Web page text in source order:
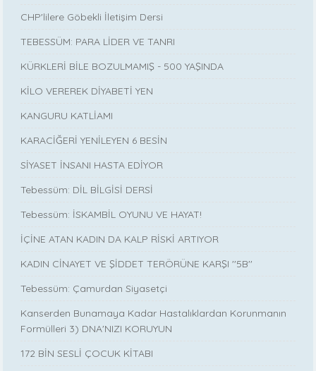
CHP'lilere Göbekli İletişim Dersi
TEBESSÜM: PARA LİDER VE TANRI
KÜRKLERİ BİLE BOZULMAMIŞ - 500 YAŞINDA
KİLO VEREREK DİYABETİ YEN
KANGURU KATLİAMI
KARACİĞERİ YENİLEYEN 6 BESİN
SİYASET İNSANI HASTA EDİYOR
Tebessüm: DİL BİLGİSİ DERSİ
Tebessüm: İSKAMBİL OYUNU VE HAYAT!
İÇİNE ATAN KADIN DA KALP RİSKİ ARTIYOR
KADIN CİNAYET VE ŞİDDET TERÖRÜNE KARŞI ''5B''
Tebessüm: Çamurdan Siyasetçi
Kanserden Bunamaya Kadar Hastalıklardan Korunmanın
Formülleri 3) DNA'NIZI KORUYUN
172 BİN SESLİ ÇOCUK KİTABI